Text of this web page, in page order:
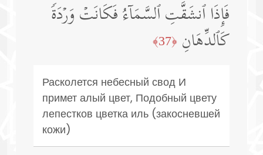
فَإِذَا ٱنشَقَّتِ ٱلسَّمَاۤءُ فَكَانَتۡ وَرۡدَةࣰ
كَٱلدِّهَانِ ﴿37﴾
Расколется небесный свод И
примет алый цвет, Подобный цвету
лепестков цветка иль (закосневшей
кожи)